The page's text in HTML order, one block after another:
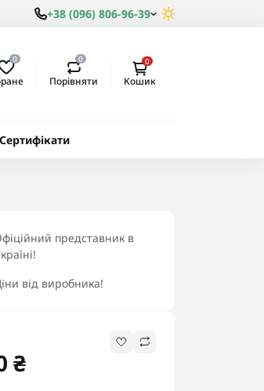
+38 (096) 806-96-39
0 0
Порівняти
0
Кошик
Сертифікати
представник в
від виробника!
₴